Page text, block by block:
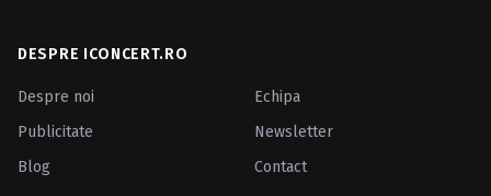
DESPRE ICONCERT.RO
Despre noi
Echipa
Publicitate
Newsletter
Blog
Contact